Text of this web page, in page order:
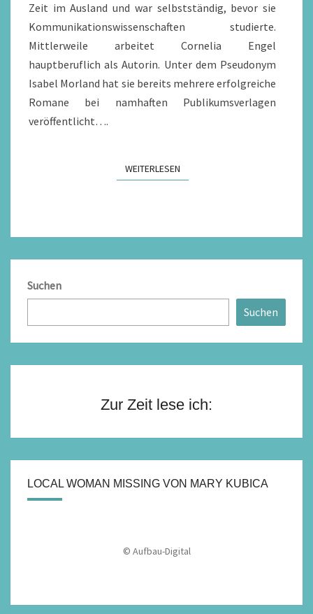
Zeit im Ausland und war selbstständig, bevor sie
Kommunikationswissenschaften studierte.
Mittlerweile arbeitet Cornelia Engel
hauptberuflich als Autorin. Unter dem Pseudonym
Isabel Morland hat sie bereits mehrere erfolgreiche
Romane bei namhaften Publikumsverlagen
veröffentlicht….
WEITERLESENWEITERLESEN
Suchen
Suchen
Zur Zeit lese ich:
LOCAL WOMAN MISSING VON MARY KUBICA
© Aufbau-Digital